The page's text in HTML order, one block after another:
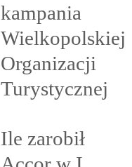
kampania
Wielkopolskiej
Organizacji
Turystycznej
Ile zarobił